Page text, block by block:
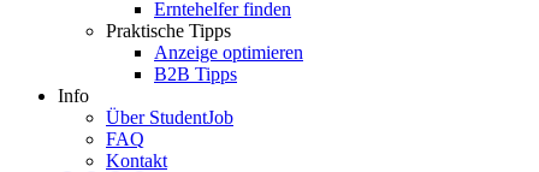
Erntehelfer finden
Praktische Tipps
Anzeige optimieren
B2B Tipps
Info
Über StudentJob
FAQ
Kontakt